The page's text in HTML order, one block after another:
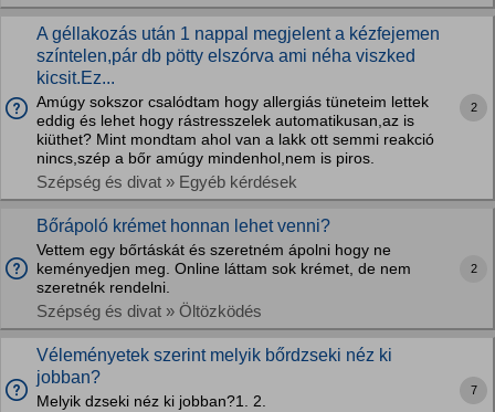
A géllakozás után 1 nappal megjelent a kézfejemen
színtelen,pár db pötty elszórva ami néha viszked
kicsit.Ez...
Amúgy sokszor csalódtam hogy allergiás tüneteim lettek
eddig és lehet hogy rástresszelek automatikusan,az is
kiüthet? Mint mondtam ahol van a lakk ott semmi reakció
nincs,szép a bőr amúgy mindenhol,nem is piros.
Szépség és divat » Egyéb kérdések
2
Bőrápoló krémet honnan lehet venni?
Vettem egy bőrtáskát és szeretném ápolni hogy ne
keményedjen meg. Online láttam sok krémet, de nem
szeretnék rendelni.
Szépség és divat » Öltözködés
2
Véleményetek szerint melyik bőrdzseki néz ki
jobban?
Melyik dzseki néz ki jobban?1. 2.
7